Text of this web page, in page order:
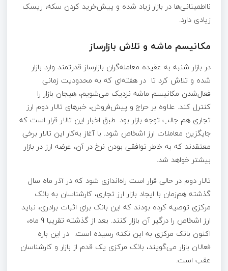
نااطمینانی‌ها در بازار زیاد شده و پیش‌خرید کردن سکه، ریسک
زیادی دارد.
مکانیسم ماشه و تلاش بازارساز
در بازار شنبه به عقیده معامله‌گران بازارساز قدرتمند وارد بازار
شده و تلاش کرد تا در هفته‌ای که به محدودیت زمانی
فعال‌شدن مکانیسم ماشه نزدیک می‌شویم، هیجان بازار را
کنترل کند. علاوه بر حراج و پیش‌فروش، خبرهای تالار دوم ارز
تجاری هم جالب توجه بازار بود. طبق اخبار این تالار قرار است که
جایگزین معاملات ارز اشخاص شود. با آغاز به‌کار این تالار برخی
معتقدند که به خاطر توافقی بودن نرخ در آن، عرضه ارز در بازار
بیشتر خواهد شد.
تالار دوم در حالی قرار است راه‌اندازی شود که در آذر ماه سال
گذشته هم‌زمان با ایجاد بازار ارز تجاری، کارشناسان به بانک
مرکزی توصیه کرده بودند که این بانک برای اثبات برادری، نباید
ارز اشخاص را درگیر آن بازار کنند. بعد از گذشته تقریبا 9 ماه،
اکنون بانک مرکزی به این نکته رسیده است. در این باره
فعالان بازار می‌گویند، بانک مرکزی یک قدم از بازار و کارشناسان
عقب است.